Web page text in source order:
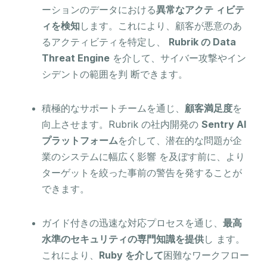
ーションのデータにおける異常なアクテ ィビテ
ィを検知 します。これにより、顧客が悪意のあ
るアクティビティを特定し、 Rubrik の Data
Threat Engine を介して、サイバー攻撃やイン
シデントの範囲を判 断できます。
積極的なサポートチームを通じ、 顧客満足度を
向上させます。Rubrik の社内開発の Sentry AI
プラットフォームを介して、潜在的な問題が企
業のシステムに幅広く影響 を及ぼす前に、より
ターゲットを絞った事前の警告を発することが
できます。
ガイド付きの迅速な対応プロセスを通じ、 最高
水準のセキュリティの専門知識を提供し ます。
これにより、 Ruby を介して困難なワークフロー